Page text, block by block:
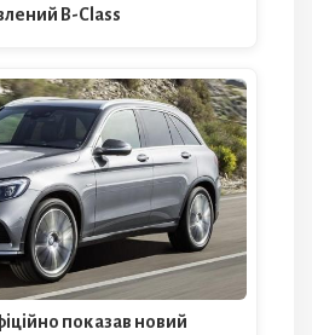
B-Class
показав новий